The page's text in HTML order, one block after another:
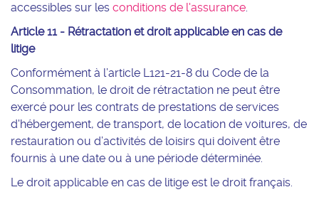
accessibles sur les conditions de l'assurance.
Article 11 - Rétractation et droit applicable en cas de
litige
Conformément à l’article L121-21-8 du Code de la
Consommation, le droit de rétractation ne peut être
exercé pour les contrats de prestations de services
d'hébergement, de transport, de location de voitures, de
restauration ou d’activités de loisirs qui doivent être
fournis à une date ou à une période déterminée.
Le droit applicable en cas de litige est le droit français.